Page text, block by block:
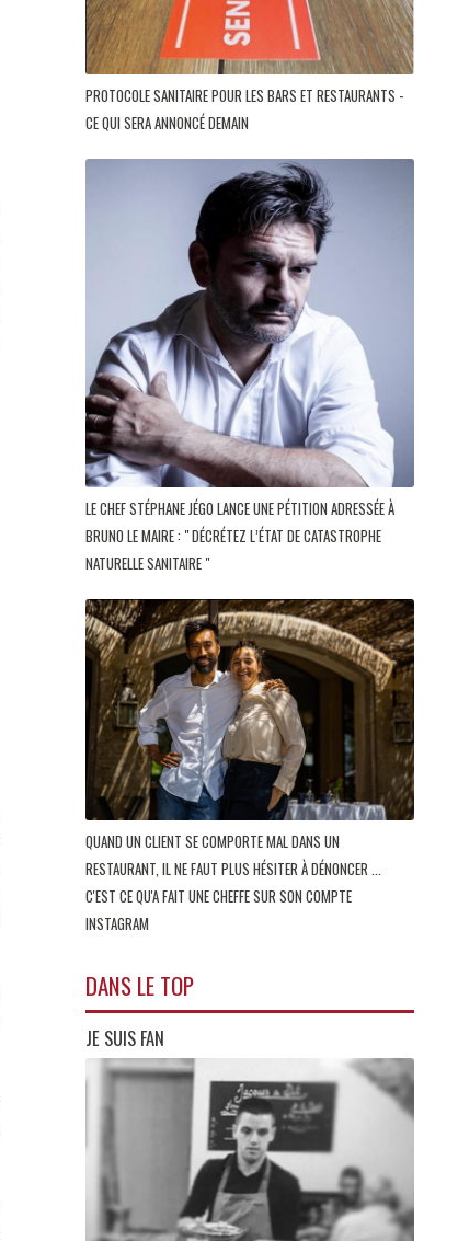
PROTOCOLE SANITAIRE POUR LES BARS ET RESTAURANTS -
CE QUI SERA ANNONCÉ DEMAIN
LE CHEF STÉPHANE JÉGO LANCE UNE PÉTITION ADRESSÉE À
BRUNO LE MAIRE : " DÉCRÉTEZ L’ÉTAT DE CATASTROPHE
NATURELLE SANITAIRE "
QUAND UN CLIENT SE COMPORTE MAL DANS UN
RESTAURANT, IL NE FAUT PLUS HÉSITER À DÉNONCER ...
C'EST CE QU'A FAIT UNE CHEFFE SUR SON COMPTE
INSTAGRAM
DANS LE TOP
JE SUIS FAN